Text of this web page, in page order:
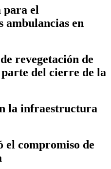
el
ambulancias en
revegetación de
parte del cierre de la
la infraestructura
el compromiso de